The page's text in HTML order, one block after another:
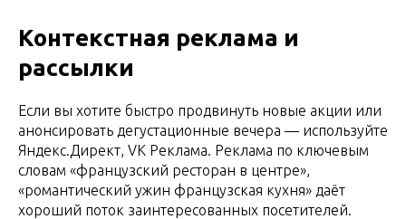
Контекстная реклама и
рассылки
Если вы хотите быстро продвинуть новые акции или
анонсировать дегустационные вечера — используйте
Яндекс.Директ, VK Реклама. Реклама по ключевым
словам «французский ресторан в центре»,
«романтический ужин французская кухня» даёт
хороший поток заинтересованных посетителей.